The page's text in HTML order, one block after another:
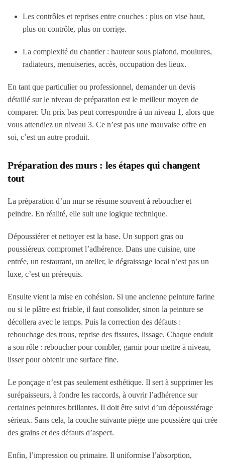
Les contrôles et reprises entre couches : plus on vise haut,
plus on contrôle, plus on corrige.
La complexité du chantier : hauteur sous plafond, moulures,
radiateurs, menuiseries, accès, occupation des lieux.
En tant que particulier ou professionnel, demander un devis
détaillé sur le niveau de préparation est le meilleur moyen de
comparer. Un prix bas peut correspondre à un niveau 1, alors que
vous attendiez un niveau 3. Ce n’est pas une mauvaise offre en
soi, c’est un autre produit.
Préparation des murs : les étapes qui changent
tout
La préparation d’un mur se résume souvent à reboucher et
peindre. En réalité, elle suit une logique technique.
Dépoussiérer et nettoyer est la base. Un support gras ou
poussiéreux compromet l’adhérence. Dans une cuisine, une
entrée, un restaurant, un atelier, le dégraissage local n’est pas un
luxe, c’est un prérequis.
Ensuite vient la mise en cohésion. Si une ancienne peinture farine
ou si le plâtre est friable, il faut consolider, sinon la peinture se
décollera avec le temps. Puis la correction des défauts :
rebouchage des trous, reprise des fissures, lissage. Chaque enduit
a son rôle : reboucher pour combler, garnir pour mettre à niveau,
lisser pour obtenir une surface fine.
Le ponçage n’est pas seulement esthétique. Il sert à supprimer les
surépaisseurs, à fondre les raccords, à ouvrir l’adhérence sur
certaines peintures brillantes. Il doit être suivi d’un dépoussiérage
sérieux. Sans cela, la couche suivante piège une poussière qui crée
des grains et des défauts d’aspect.
Enfin, l’impression ou primaire. Il uniformise l’absorption,